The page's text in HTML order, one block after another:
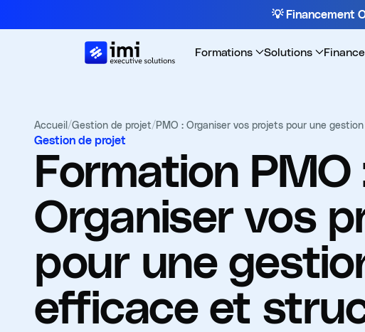
💡 Financement
Formations Solutions
Accueil/Gestion de projet/PMO : Organiser vos projets pour une
Gestion de projet
Formation PMO
Organiser vos
pour une
efficace et